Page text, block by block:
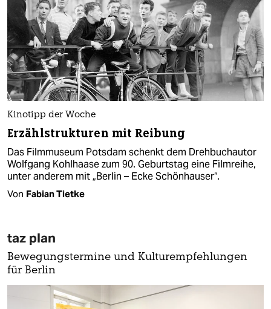
Kinotipp der Woche
Erzählstrukturen mit Reibung
Das Filmmuseum Potsdam schenkt dem Drehbuchautor
Wolfgang Kohlhaase zum 90. Geburtstag eine Filmreihe,
unter anderem mit „Berlin – Ecke Schönhauser“.
Von Fabian Tietke
taz plan
Bewegungstermine und Kulturempfehlungen
für Berlin